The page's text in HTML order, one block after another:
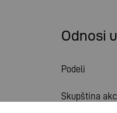
Odnosi
Podeli
Skupština